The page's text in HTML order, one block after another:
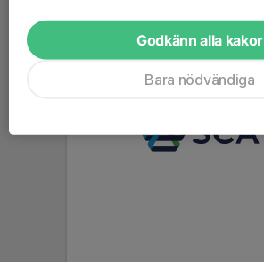
Godkänn alla kakor
Bara nödvändiga